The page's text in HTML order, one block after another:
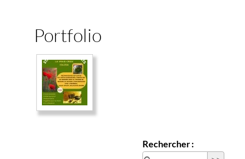
Portfolio
Rechercher :